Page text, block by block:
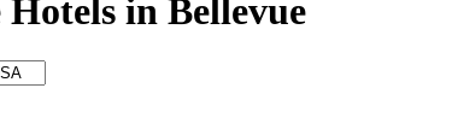
in Bellevue